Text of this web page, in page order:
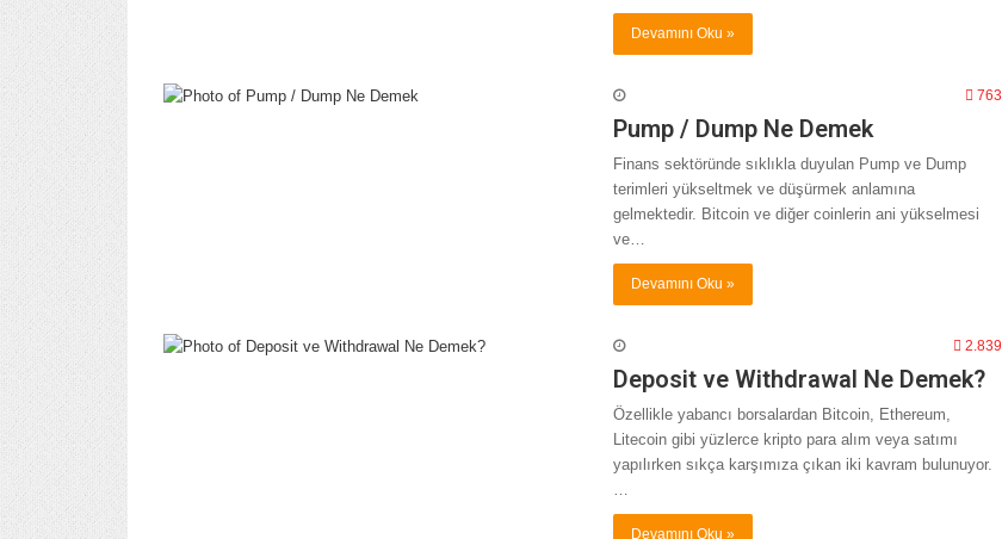
Devamını Oku »
763
Pump / Dump Ne Demek
Finans sektöründe sıklıkla duyulan Pump ve Dump
terimleri yükseltmek ve düşürmek anlamına
gelmektedir. Bitcoin ve diğer coinlerin ani yükselmesi
ve…
Devamını Oku »
2.839
Deposit ve Withdrawal Ne Demek?
Özellikle yabancı borsalardan Bitcoin, Ethereum,
Litecoin gibi yüzlerce kripto para alım veya satımı
yapılırken sıkça karşımıza çıkan iki kavram bulunuyor.
…
Devamını Oku »